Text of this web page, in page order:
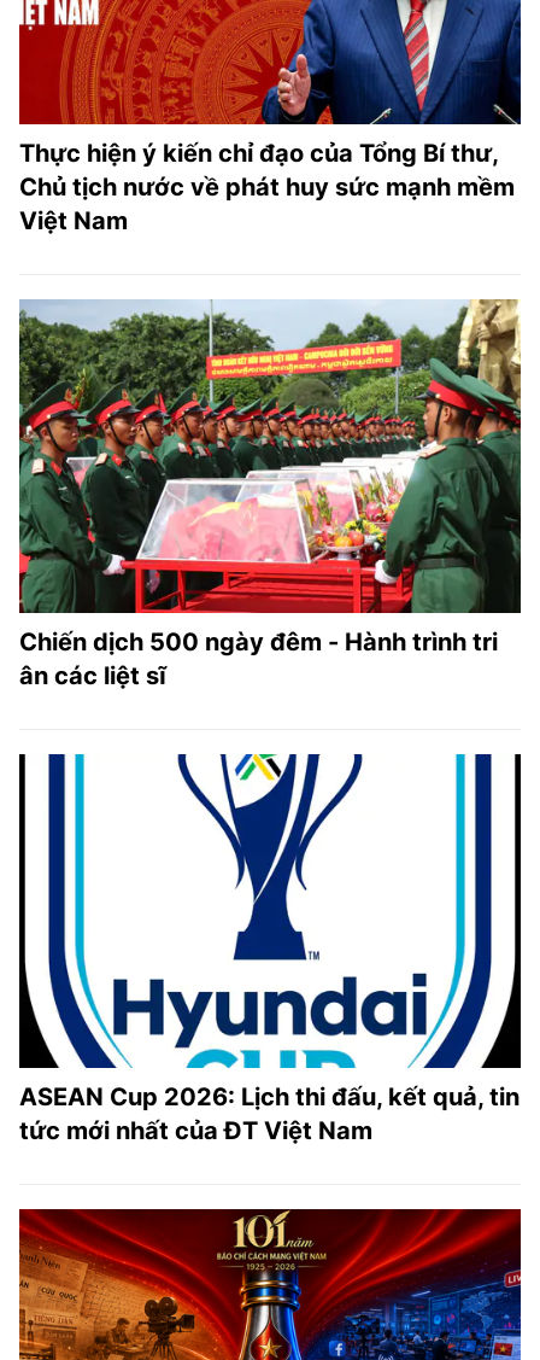
Thực hiện ý kiến chỉ đạo của Tổng Bí thư,
Chủ tịch nước về phát huy sức mạnh mềm
Việt Nam
Chiến dịch 500 ngày đêm - Hành trình tri
ân các liệt sĩ
ASEAN Cup 2026: Lịch thi đấu, kết quả, tin
tức mới nhất của ĐT Việt Nam